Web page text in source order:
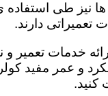
نیز طی
دارند.
خدمات تعمیر و
و عمر مفید
کنید.